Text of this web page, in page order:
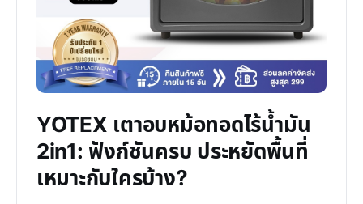
YOTEX เตาอบหม้อทอดไร้น้ำมัน
2in1: ฟังก์ชันครบ ประหยัดพื้นที่
เหมาะกับใครบ้าง?